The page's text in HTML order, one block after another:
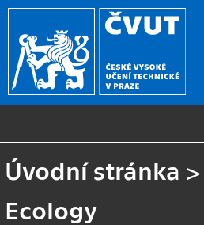
Úvodní stránka >
Ecology